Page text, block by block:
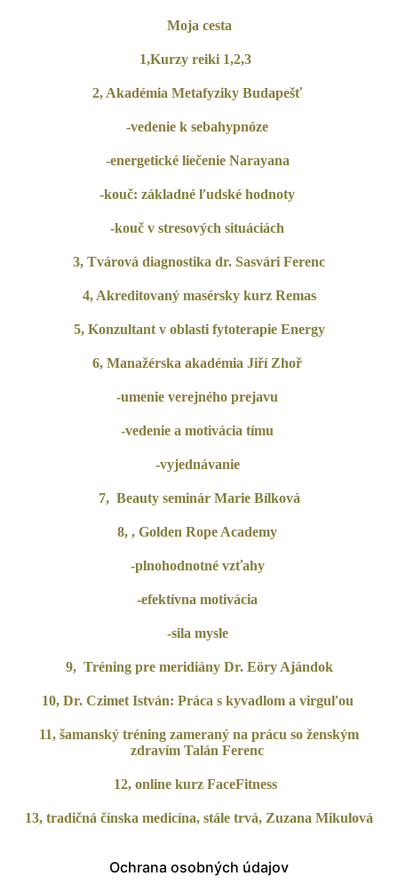
Moja cesta
1,Kurzy reiki 1,2,3
2, Akadémia Metafyziky Budapešť
-vedenie k sebahypnóze
-energetické liečenie Narayana
-kouč: základné ľudské hodnoty
-kouč v stresových situáciách
3, Tvárová diagnostika dr. Sasvári Ferenc
4, Akreditovaný masérsky kurz Remas
5, Konzultant v oblasti fytoterapie Energy
6, Manažérska akadémia Jiří Zhoř
-umenie verejného prejavu
-vedenie a motivácia tímu
-vyjednávanie
7, Beauty seminár Marie Bílková
8, , Golden Rope Academy
-plnohodnotné vzťahy
-efektívna motivácia
-sila mysle
9, Tréning pre meridiány Dr. Eöry Ajándok
10, Dr. Czimet István: Práca s kyvadlom a virguľou
11, šamanský tréning zameraný na prácu so ženským
zdravím Talán Ferenc
12, online kurz FaceFitness
13, tradičná čínska medicína, stále trvá, Zuzana Mikulová
Ochrana osobných údajov